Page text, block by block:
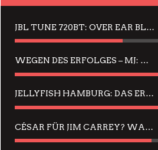
JBL TUNE 720BT: OVER EAR BLUETOOTH KOPFHÖRER UM DIE 50,-€ IM DAUER-TEST
WEGEN DES ERFOLGES – MJ: MICHAEL JACKSON MUSICAL IN EINER MATINEE SEHEN
JELLYFISH HAMBURG: DAS ERFOLGREICHE SOMMER-MENÜ 2025 IN GEFÜHLEN UND BILDERN
CÉSAR FÜR JIM CARREY? WARUM DAS EINER DER NERVIGSTEN ACTORS IST UND BLEIBT